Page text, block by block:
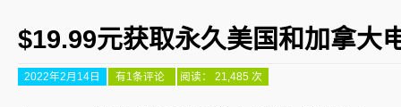
$19.99元获取永久美国和加拿大
2022年2月14日
$19.99
元
有1条评论 阅读： 21,485 次